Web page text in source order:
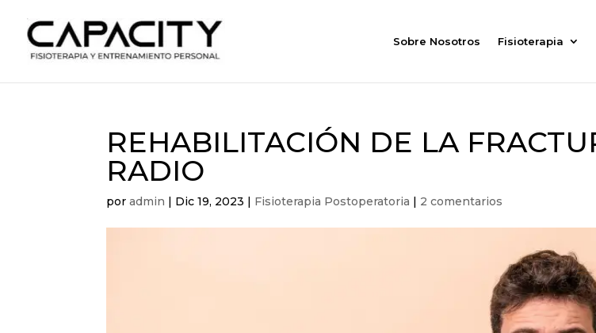
Sobre Nosotros Fisioterapia
REHABILITACIÓN DE LA
RADIO
poradmin | Dic 19, 2023 | Fisioterapia Postoperatoria | 2 comentarios